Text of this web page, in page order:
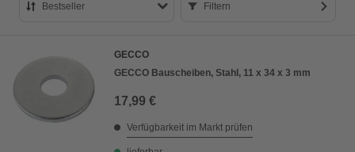
Bestseller
Preis aufsteigend
Preis absteigend
Bewertung
Filtern
GECCO
GECCO Bauscheiben, Stahl, 11 x 34 x 3 mm
17,99 €
Verfügbarkeit im Markt prüfen